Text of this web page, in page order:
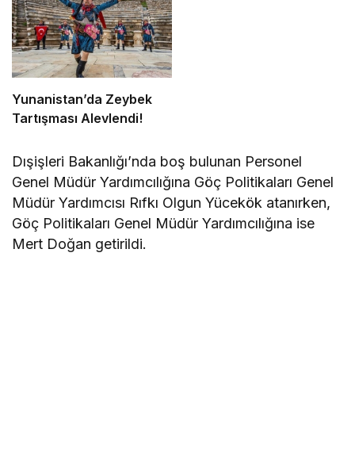
Yunanistan’da Zeybek
Tartışması Alevlendi!
Dışişleri Bakanlığı’nda boş bulunan Personel
Genel Müdür Yardımcılığına Göç Politikaları Genel
Müdür Yardımcısı Rıfkı Olgun Yücekök atanırken,
Göç Politikaları Genel Müdür Yardımcılığına ise
Mert Doğan getirildi.